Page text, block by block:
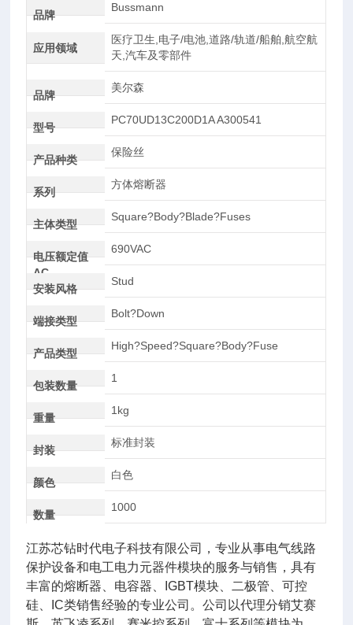
品牌
Bussmann
应用领域
医疗卫生,电子/电池,道路/轨道/船舶,航空航
天,汽车及零部件
品牌
美尔森
型号
PC70UD13C200D1A A300541
产品种类
保险丝
系列
方体熔断器
主体类型
Square?Body?Blade?Fuses
电压额定值
AC
690VAC
安装风格
Stud
端接类型
Bolt?Down
产品类型
High?Speed?Square?Body?Fuse
包装数量
1
重量
1kg
封装
标准封装
颜色
白色
数量
1000
江苏芯钻时代电子科技有限公司，专业从事电气线路
保护设备和电工电力元器件模块的服务与销售，具有
丰富的熔断器、电容器、IGBT模块、二极管、可控
硅、IC类销售经验的专业公司。公司以代理分销艾赛